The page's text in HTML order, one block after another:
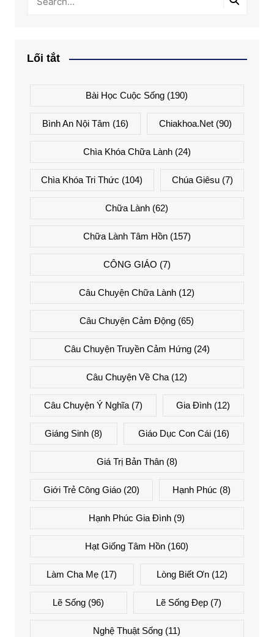
Lối tắt
Bài Học Cuộc Sống (190)
Bình An Nội Tâm (16) Chiakhoa.net (90)
Chìa Khóa Chữa Lành(24)
Chìa Khóa Tri Thức (104) Chúa Giêsu(7)
Chữa Lành (62)
Chữa Lành Tâm Hồn(157)
CÔNG GIÁO (7)
Câu Chuyện Chữa Lành (12)
Câu Chuyện Cảm Động (65)
Câu Chuyện Truyền Cảm Hứng(24)
Câu Chuyện Về Cha (12)
Câu Chuyện Ý Nghĩa(7) Gia Đình (12)
Giáng Sinh (8) Giáo Dục Con Cái(16)
Giá Trị Bản Thân(8)
Giới Trẻ Công Giáo(20) Hạnh Phúc (8)
Hạnh Phúc Gia Đình (9)
Hạt Giống Tâm Hồn (160)
Làm Cha Mẹ (17) Lòng Biết Ơn(12)
Lẽ Sống (96) Lẽ Sống Đẹp(7)
Nghệ Thuật Sống (11)